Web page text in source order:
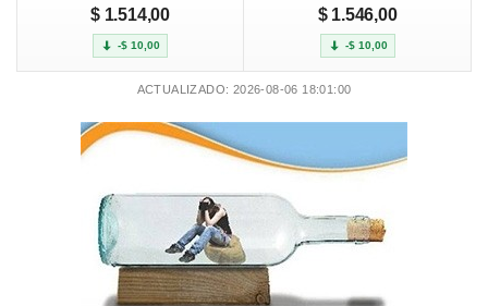
$ 1.514,00
-$ 10,00
$ 1.546,00
-$ 10,00
ACTUALIZADO: 2026-08-06 18:01:00